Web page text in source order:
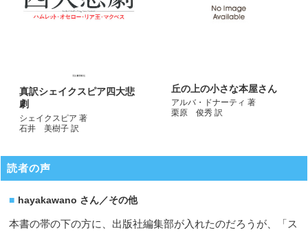
真訳シェイクスピア四大悲
劇
シェイクスピア 著
石井 美樹子 訳
丘の上の小さな本屋さん
アルバ・ドナーティ 著
栗原 俊秀 訳
読者の声
hayakawano さん／その他
本書の帯の下の方に、出版社編集部が入れたのだろうが、「ス